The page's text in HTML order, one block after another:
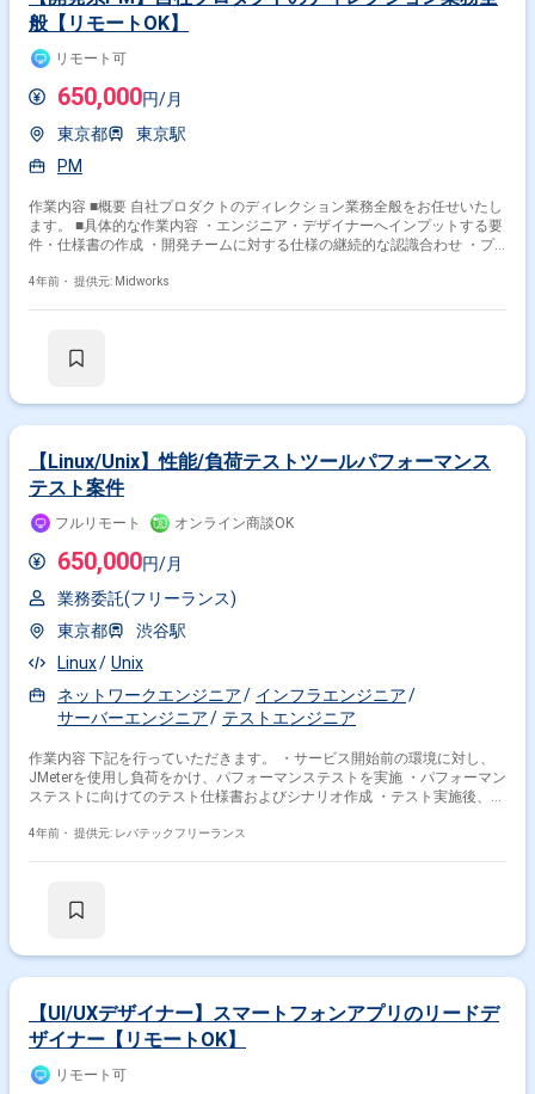
般【リモートOK】
リモート可
650,000円/月
東京都
東京駅
PM
作業内容 ■概要 自社プロダクトのディレクション業務全般をお任せいたし
ます。 ■具体的な作業内容 ・エンジニア・デザイナーへインプットする要
件・仕様書の作成 ・開発チームに対する仕様の継続的な認識合わせ ・プ
用/改善 など
4年前・ 提供元: Midworks
【Linux/Unix】性能/負荷テストツールパフォーマンス
テスト案件
フルリモート オンライン商談OK
650,000円/月
業務委託(フリーランス)
東京都
渋谷駅
Linux
Unix
ネットワークエンジニア
インフラエンジニア
サーバーエンジニア
テストエンジニア
作業内容 下記を行っていただきます。 ・サービス開始前の環境に対し、
JMeterを使用し負荷をかけ、パフォーマンステストを実施 ・パフォーマン
ステストに向けてのテスト仕様書およびシナリオ作成 ・テスト実施後、テ
いプロトコルを検討、提案
4年前・ 提供元: レバテックフリーランス
【UI/UXデザイナー】スマートフォンアプリのリードデ
ザイナー【リモートOK】
リモート可